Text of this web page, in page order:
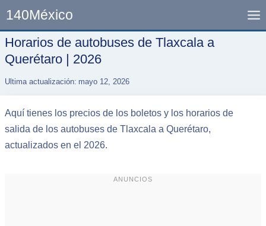
content
140México
Horarios de autobuses de Tlaxcala a
Querétaro | 2026
Ultima actualización: mayo 12, 2026
Aquí tienes los precios de los boletos y los horarios de
salida de los autobuses de Tlaxcala a Querétaro,
actualizados en el 2026.
ANUNCIOS